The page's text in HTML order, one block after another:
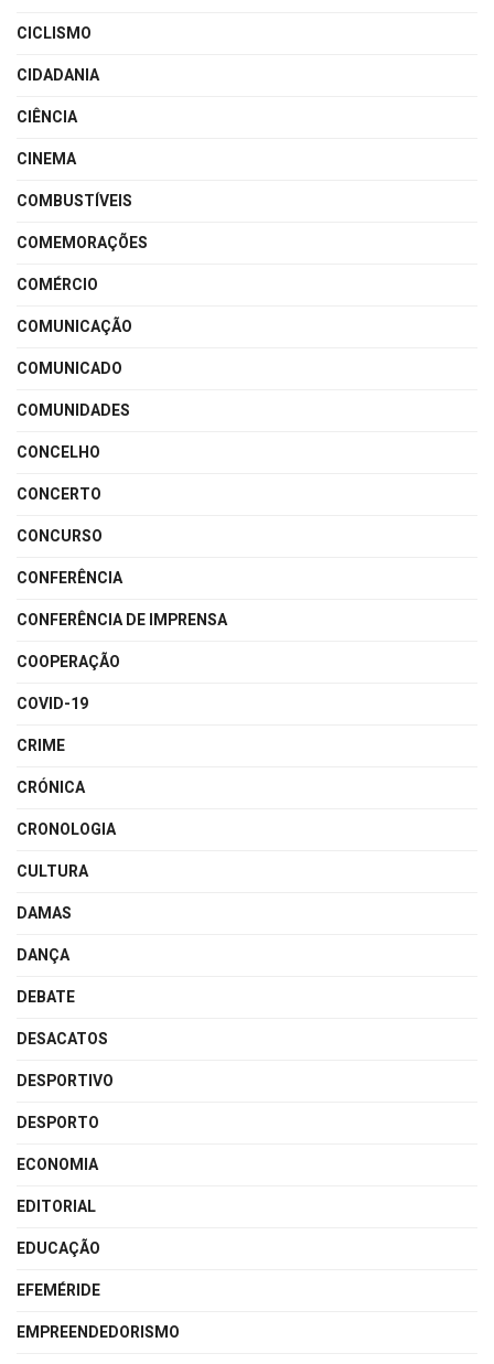
CICLISMO
CIDADANIA
CIÊNCIA
CINEMA
COMBUSTÍVEIS
COMEMORAÇÕES
COMÉRCIO
COMUNICAÇÃO
COMUNICADO
COMUNIDADES
CONCELHO
CONCERTO
CONCURSO
CONFERÊNCIA
CONFERÊNCIA DE IMPRENSA
COOPERAÇÃO
COVID-19
CRIME
CRÓNICA
CRONOLOGIA
CULTURA
DAMAS
DANÇA
DEBATE
DESACATOS
DESPORTIVO
DESPORTO
ECONOMIA
EDITORIAL
EDUCAÇÃO
EFEMÉRIDE
EMPREENDEDORISMO